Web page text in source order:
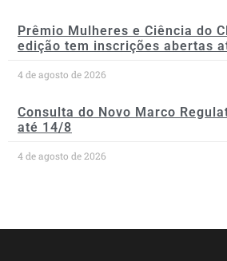
Prêmio Mulheres e Ciência do
edição tem inscrições abertas
4 de agosto de 2026
Consulta do Novo Marco
até 14/8
4 de agosto de 2026